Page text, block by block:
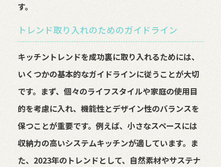
す。
トレンド取り入れのためのガイドライン
キッチントレンドを成功裏に取り入れるためには、
いくつかの基本的なガイドラインに従うことが大切
です。まず、個々のライフスタイルや家庭の使用目
的を考慮に入れ、機能性とデザイン性のバランスを
保つことが重要です。例えば、小さなスペースには
収納力の高いシステムキッチンが適しています。ま
た、2023年のトレンドとして、自然素材やサステナ